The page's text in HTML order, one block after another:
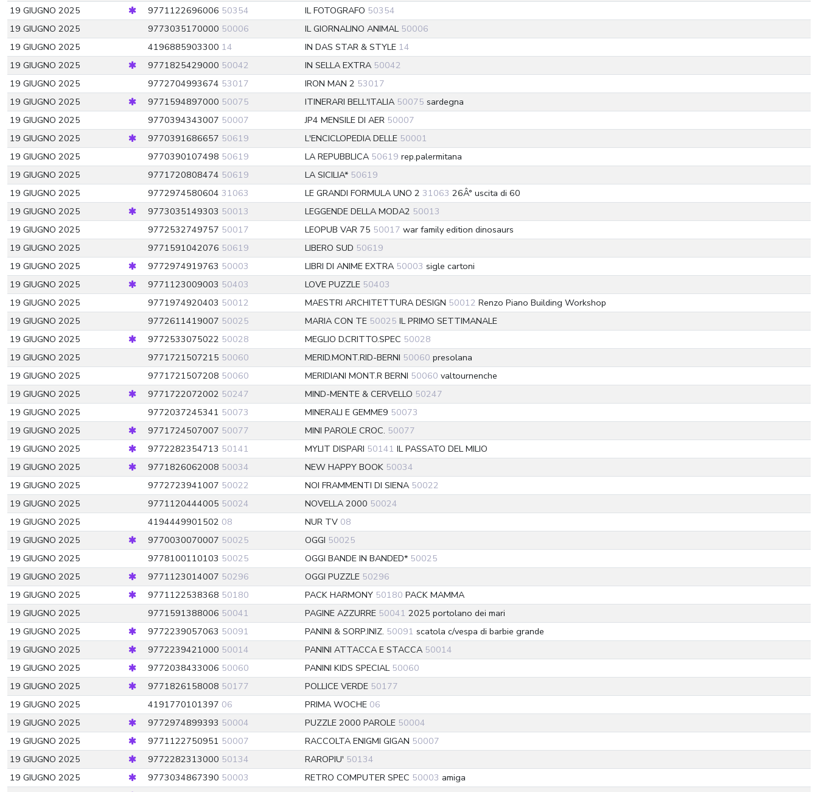
19 GIUGNO 2025
9771122696006 50354 IL FOTOGRAFO 50354
19 GIUGNO 2025
9773035170000 50006 IL GIORNALINO ANIMAL 50006
19 GIUGNO 2025
4196885903300 14 IN DAS STAR & STYLE 14
19 GIUGNO 2025
9771825429000 50042 IN SELLA EXTRA 50042
19 GIUGNO 2025
9772704993674 53017 IRON MAN 2 53017
19 GIUGNO 2025
9771594897000 50075 ITINERARI BELL'ITALIA 50075 sardegna
19 GIUGNO 2025
9770394343007 50007 JP4 MENSILE DI AER 50007
19 GIUGNO 2025
9770391686657 50619 L'ENCICLOPEDIA DELLE 50001
19 GIUGNO 2025
9770390107498 50619 LA REPUBBLICA 50619 rep.palermitana
19 GIUGNO 2025
9771720808474 50619 LA SICILIA* 50619
19 GIUGNO 2025
9772974580604 31063 LE GRANDI FORMULA UNO 2 31063 26Â° uscita di 60
19 GIUGNO 2025
9773035149303 50013 LEGGENDE DELLA MODA2 50013
19 GIUGNO 2025
9772532749757 50017 LEOPUB VAR 75 50017 war family edition dinosaurs
19 GIUGNO 2025
9771591042076 50619 LIBERO SUD 50619
19 GIUGNO 2025
9772974919763 50003 LIBRI DI ANIME EXTRA 50003 sigle cartoni
19 GIUGNO 2025
9771123009003 50403 LOVE PUZZLE 50403
19 GIUGNO 2025
9771974920403 50012 MAESTRI ARCHITETTURA DESIGN 50012 Renzo Piano Building Workshop
19 GIUGNO 2025
9772611419007 50025 MARIA CON TE 50025 IL PRIMO SETTIMANALE
19 GIUGNO 2025
9772533075022 50028 MEGLIO D.CRITTO.SPEC 50028
19 GIUGNO 2025
9771721507215 50060 MERID.MONT.RID-BERNI 50060 presolana
19 GIUGNO 2025
9771721507208 50060 MERIDIANI MONT.R BERNI 50060 valtournenche
19 GIUGNO 2025
9771722072002 50247 MIND-MENTE & CERVELLO 50247
19 GIUGNO 2025
9772037245341 50073 MINERALI E GEMME9 50073
19 GIUGNO 2025
9771724507007 50077 MINI PAROLE CROC. 50077
19 GIUGNO 2025
9772282354713 50141 MYLIT DISPARI 50141 IL PASSATO DEL MILIO
19 GIUGNO 2025
9771826062008 50034 NEW HAPPY BOOK 50034
19 GIUGNO 2025
9772723941007 50022 NOI FRAMMENTI DI SIENA 50022
19 GIUGNO 2025
9771120444005 50024 NOVELLA 2000 50024
19 GIUGNO 2025
4194449901502 08 NUR TV 08
19 GIUGNO 2025
9770030070007 50025 OGGI 50025
19 GIUGNO 2025
9778100110103 50025 OGGI BANDE IN BANDED* 50025
19 GIUGNO 2025
9771123014007 50296 OGGI PUZZLE 50296
19 GIUGNO 2025
9771122538368 50180 PACK HARMONY 50180 PACK MAMMA
19 GIUGNO 2025
9771591388006 50041 PAGINE AZZURRE 50041 2025 portolano dei mari
19 GIUGNO 2025
9772239057063 50091 PANINI & SORP.INIZ. 50091 scatola c/vespa di barbie grande
19 GIUGNO 2025
9772239421000 50014 PANINI ATTACCA E STACCA 50014
19 GIUGNO 2025
9772038433006 50060 PANINI KIDS SPECIAL 50060
19 GIUGNO 2025
9771826158008 50177 POLLICE VERDE 50177
19 GIUGNO 2025
4191770101397 06 PRIMA WOCHE 06
19 GIUGNO 2025
9772974899393 50004 PUZZLE 2000 PAROLE 50004
19 GIUGNO 2025
9771122750951 50007 RACCOLTA ENIGMI GIGAN 50007
19 GIUGNO 2025
9772282313000 50134 RAROPIU' 50134
19 GIUGNO 2025
9773034867390 50003 RETRO COMPUTER SPEC 50003 amiga